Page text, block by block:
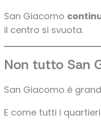
San Giacomo
il centro si svuota.
Non tutto San
San Giacomo è
E come tutti i